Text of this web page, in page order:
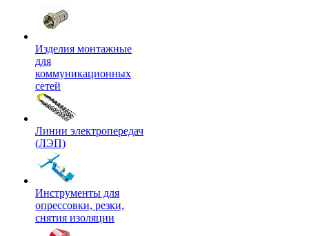
Изделия монтажные
для
коммуникационных
сетей
Линии электропередач
(ЛЭП)
Инструменты для
опрессовки, резки,
снятия изоляции